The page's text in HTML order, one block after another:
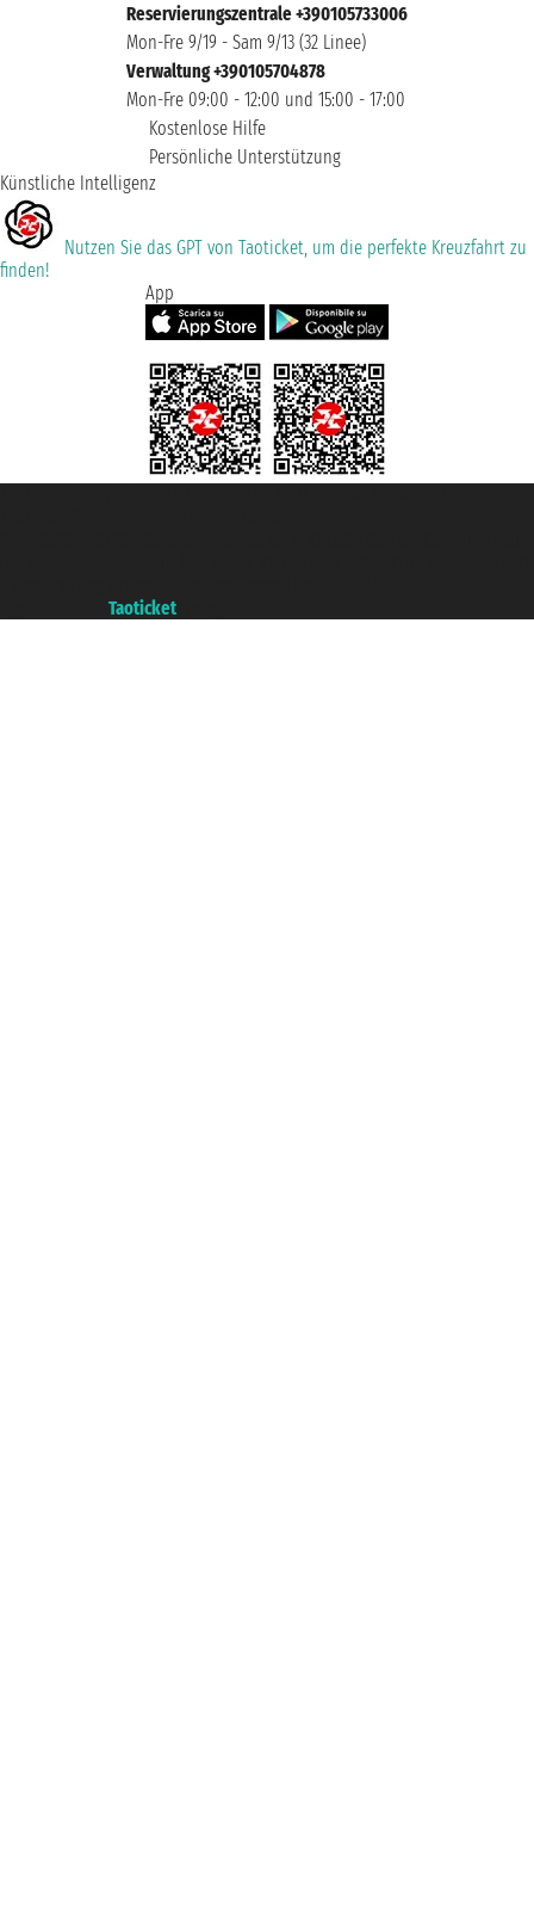
Reservierungszentrale +390105733006
Mon-Fre 9/19 - Sam 9/13 (32 Linee)
Verwaltung +390105704878
Mon-Fre 09:00 - 12:00 und 15:00 - 17:00
Kostenlose Hilfe
Persönliche Unterstützung
Künstliche Intelligenz
Nutzen Sie das GPT von Taoticket, um die perfekte Kreuzfahrt zu
finden!
App
Taoticket